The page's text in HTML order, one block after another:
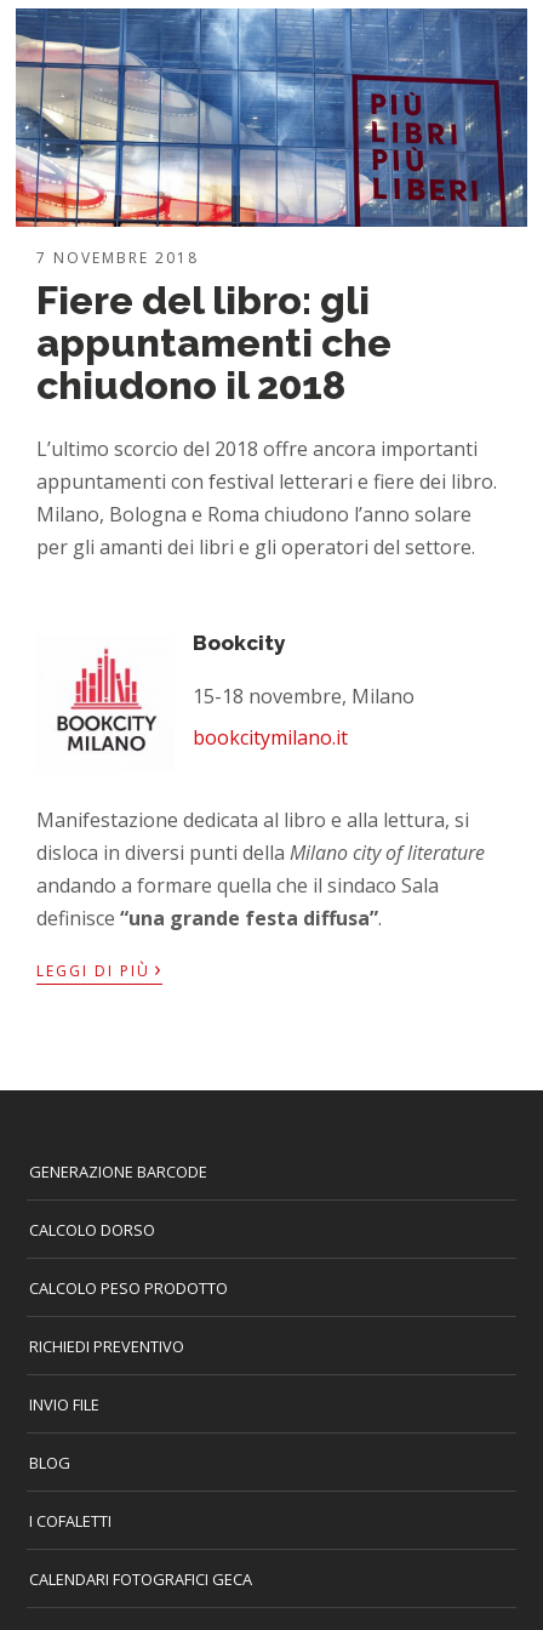
7 NOVEMBRE 2018
Fiere del libro: gli
appuntamenti che
chiudono il 2018
L’ultimo scorcio del 2018 offre ancora importanti
appuntamenti con festival letterari e fiere dei libro.
Milano, Bologna e Roma chiudono l’anno solare
per gli amanti dei libri e gli operatori del settore.
Bookcity
15-18 novembre, Milano
bookcitymilano.it
Manifestazione dedicata al libro e alla lettura, si
disloca in diversi punti dellaMilano city of literature
andando a formare quella che il sindaco Sala
definisce“una grande festa diffusa”.
LEGGI DI PIÙ ›
GENERAZIONE BARCODE
CALCOLO DORSO
CALCOLO PESO PRODOTTO
RICHIEDI PREVENTIVO
INVIO FILE
BLOG
I COFALETTI
CALENDARI FOTOGRAFICI GECA